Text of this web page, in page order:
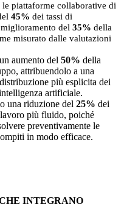
piattaforme collaborative di
45% dei tassi di
miglioramento del35% della
misurato dalle valutazioni
unaumento del50% della
attribuendolo a una
più esplicita dei
artificiale.
unariduzione del25% dei
più fluido, poiché
preventivamente le
in modo efficace.
INTEGRANO